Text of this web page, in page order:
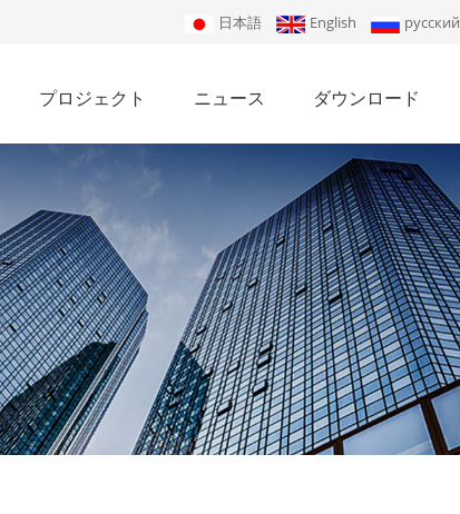
日本語 English русский
プロジェクト ニュース ダウンロード